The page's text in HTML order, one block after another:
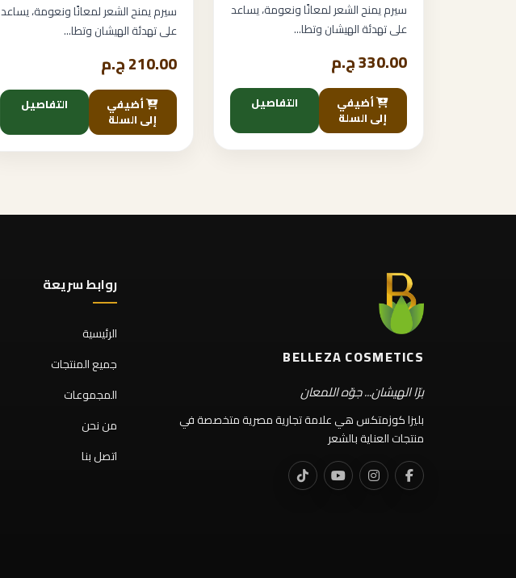
سيرم يمنح الشعر لمعانًا ونعومة، يساعد
على تهدئة الهيشان وتطا...
330.00 ج.م
أضيفي
إلى السلة
التفاصيل
سيرم يمنح الشعر لمعانًا ونعومة، يساعد
على تهدئة الهيشان وتطا...
210.00 ج.م
أضيفي
إلى السلة
التفاصيل
BELLEZA COSMETICS
برّا الهيشان... جوّه اللمعان
بليزا كوزمتكس هي علامة تجارية مصرية متخصصة في
منتجات العناية بالشعر
روابط سريعة
الرئيسية
جميع المنتجات
المجموعات
من نحن
اتصل بنا